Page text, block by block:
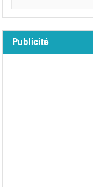
Publicité